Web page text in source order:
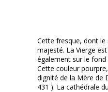
Cette fresque, dont le
majesté. La Vierge
également sur le
Cette couleur
dignité de la Mère de
431 ). La cathédrale